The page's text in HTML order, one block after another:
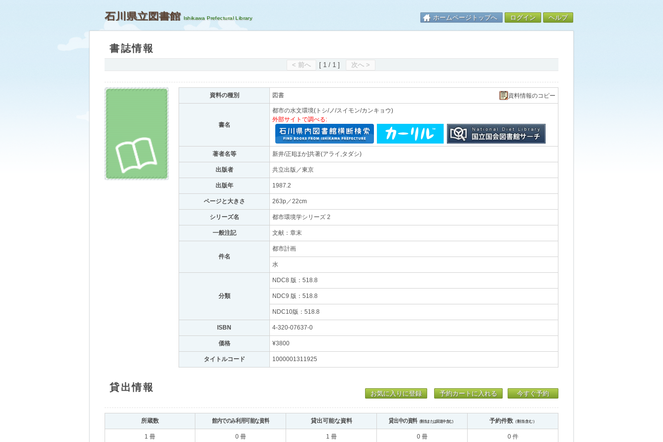
石川県立図書館 ホームページトップへ ログイン ヘルプ
書誌情報
< 前へ [ 1 / 1 ] 次へ >
資料の種別 図書 資料情報のコピー
書名
都市の水文環境(トシ/ノ/スイモン/カンキョウ)
外部サイトで調べる:
著者名等 新井/正‖[ほか]共著(アライ,タダシ)
出版者 共立出版／東京
出版年 1987.2
ページと大きさ 263p／22cm
シリーズ名 都市環境学シリーズ 2
一般注記 文献：章末
件名
都市計画
水
分類
NDC8 版：518.8
NDC9 版：518.8
NDC10版：518.8
ISBN 4-320-07637-0
価格 ¥3800
タイトルコード 1000001311925
貸出情報
お気に入りに登録 予約カートに入れる 今すぐ予約
所蔵数 館内でのみ利用可能な資料 貸出可能な資料 貸出中の資料（割当または回送中含む） 予約件数（割当含む）
1 冊 0 冊 1 冊 0 冊 0 件